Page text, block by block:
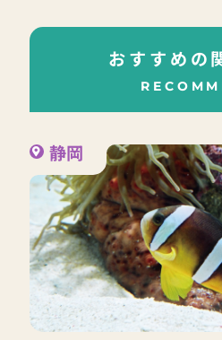
おすすめの
静岡